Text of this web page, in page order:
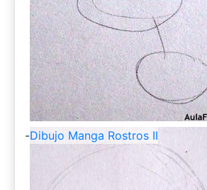
-Dibujo Manga Rostros II